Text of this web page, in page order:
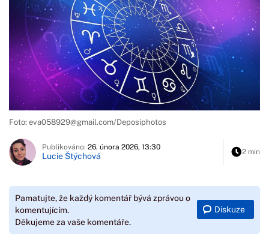
Foto: eva058929@gmail.com/Deposiphotos
Publikováno: 26. února 2026, 13:30
Lucie Štýchová 2 min
Pamatujte, že každý komentář bývá zprávou o
komentujícím.
Děkujeme za vaše komentáře.
Diskuze